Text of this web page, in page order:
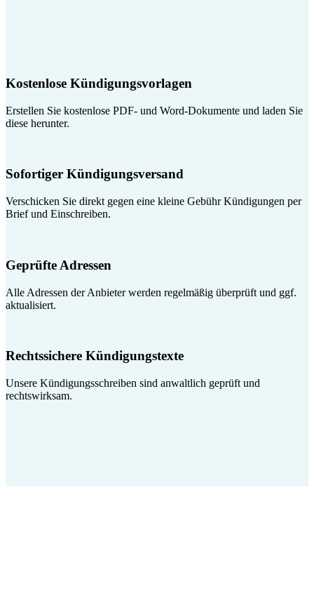
Kostenlose Kündigungsvorlagen
Erstellen Sie kostenlose PDF- und Word-Dokumente und laden Sie
diese herunter.
Sofortiger Kündigungsversand
Verschicken Sie direkt gegen eine kleine Gebühr Kündigungen per
Brief und Einschreiben.
Geprüfte Adressen
Alle Adressen der Anbieter werden regelmäßig überprüft und ggf.
aktualisiert.
Rechtssichere Kündigungstexte
Unsere Kündigungsschreiben sind anwaltlich geprüft und
rechtswirksam.